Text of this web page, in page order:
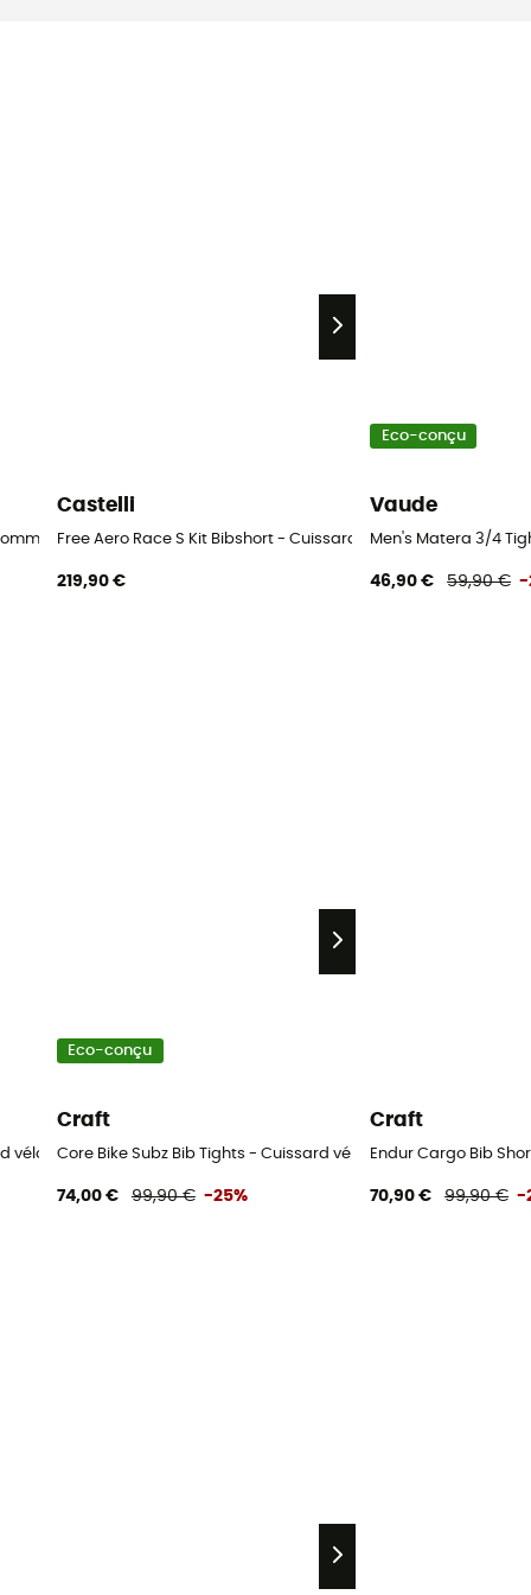
Castelli
Free Aero Race S Kit Bibshort - Cuissard vélo homme
219,90 €
Eco-conçu
Vaude
Men's Matera 3/4
46,90 € 59,90 € -
vélo homme
Eco-conçu
Craft
Core Bike Subz Bib Tights - Cuissard vélo homme
74,00 € 99,90 € -25%
Craft
Endur Cargo Bib
70,90 € 99,90 € -